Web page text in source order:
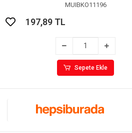
MUIBKO11196
197,89 TL
Sepete Ekle